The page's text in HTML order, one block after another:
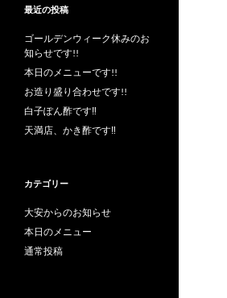
最近の投稿
ゴールデンウィーク休みのお
知らせです!!
本日のメニューです!!
お造り盛り合わせです!!
白子ぽん酢です‼︎
天満店、かき酢です‼︎
カテゴリー
大安からのお知らせ
本日のメニュー
通常投稿